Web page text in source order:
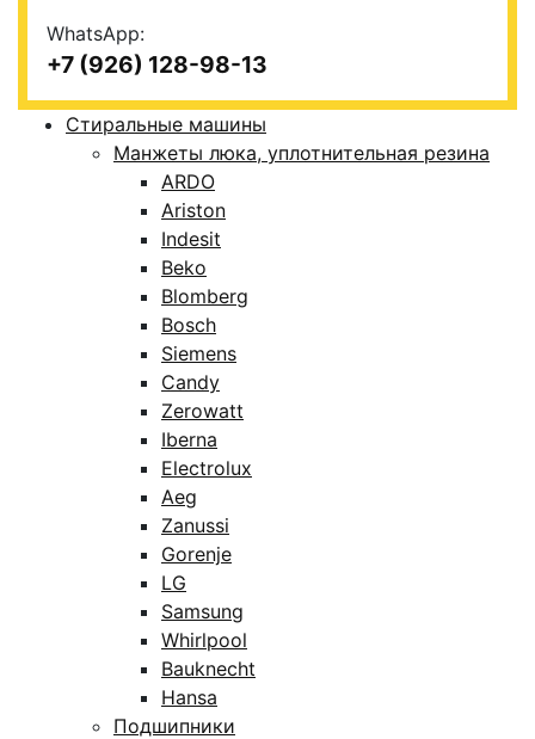
WhatsApp:
+7 (926) 128-98-13
Стиральные машины
Манжеты люка, уплотнительная резина
ARDO
Ariston
Indesit
Beko
Blomberg
Bosch
Siemens
Candy
Zerowatt
Iberna
Electrolux
Aeg
Zanussi
Gorenje
LG
Samsung
Whirlpool
Bauknecht
Hansa
Подшипники